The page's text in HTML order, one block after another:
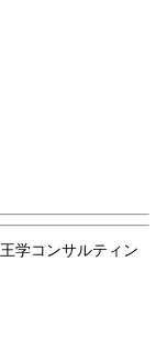
学コンサルティン